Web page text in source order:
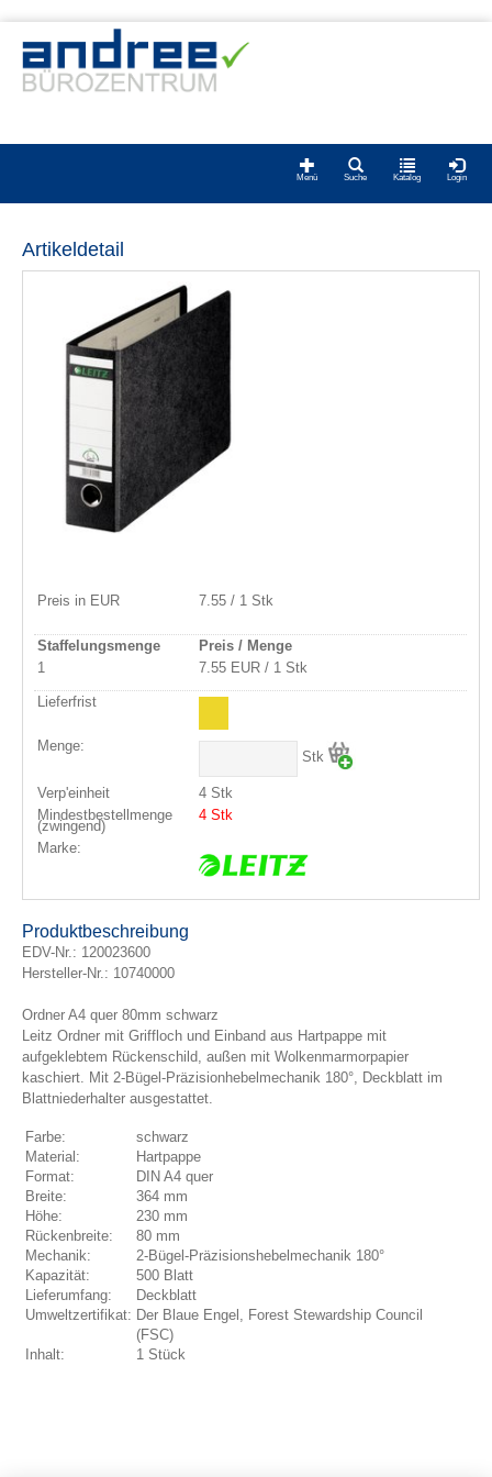
Login
Katalog
Suche
Menü
Artikeldetail
Preis in EUR 7.55 / 1 Stk
Staffelungsmenge
Preis / Menge
1
7.55 EUR / 1 Stk
Lieferfrist
Menge:
Stk
Verp'einheit
4 Stk
Mindestbestellmenge
(zwingend)
4 Stk
Marke:
Produktbeschreibung
EDV-Nr.: 120023600
Hersteller-Nr.: 10740000
Ordner A4 quer 80mm schwarz
Leitz Ordner mit Griffloch und Einband aus Hartpappe mit
aufgeklebtem Rückenschild, außen mit Wolkenmarmorpapier
kaschiert. Mit 2-Bügel-Präzisionhebelmechanik 180°, Deckblatt im
Blattniederhalter ausgestattet.
Farbe:
schwarz
Material:
Hartpappe
Format:
DIN A4 quer
Breite:
364 mm
Höhe:
230 mm
Rückenbreite:
80 mm
Mechanik:
2-Bügel-Präzisionshebelmechanik 180°
Kapazität:
500 Blatt
Lieferumfang:
Deckblatt
Umweltzertifikat: Der Blaue Engel, Forest Stewardship Council
(FSC)
Inhalt:
1 Stück